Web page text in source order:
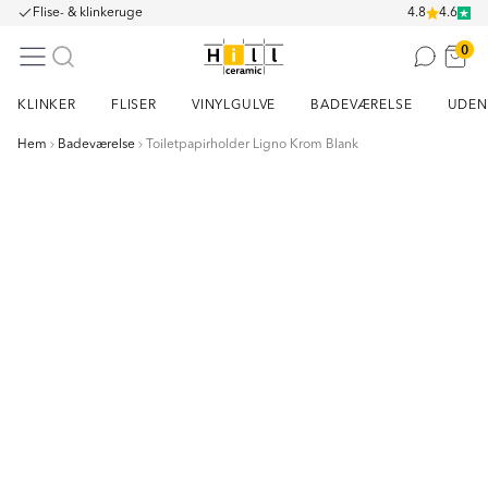
Flise- & klinkeruge 4.8 4.6
0
KLINKER FLISER VINYLGULVE BADEVÆRELSE
Hem Badeværelse Toiletpapirholder Ligno Krom Blank